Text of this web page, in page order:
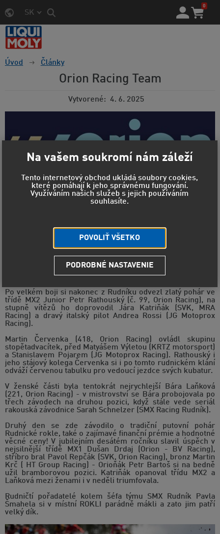
SK
0
Úvod Články
Orion Racing Team
Vytvorené 4. 6. 2025
Open MČR Junior/Ženy (sobota) a o putovní
pohár Rudnické rokle (neděle) - Orion Racing
motokrosový šampionát v Rudníku nedaleko Trutnova -
druhý den viděli zase diváci zajímavé souboje, při desátém
ročníku putovního poháru Rudnické rokle.
Po velkém boji si nakonec z Rudníku odvezl zlatý pohár ve
třídě MX2 Junior Petr Rathouský (č. 99, Orion Racing), na
stupně vítězů ho doprovodil Jára Katriňák (SVK, MRA
Racing) a dravý italský pilot Andrea Rossi (JG Motoprox
Racing).
Martin Červenka (418, Orion Racing) ovládl skupinu
stopětadvacítek, před Matyášem Výletou (KRTZ motorsport)
a Stanislavem Pojarem (JG Motoprox Racing). Rathouský i
jeho stájový kolega Červenka si i po tomto rudnickém klání
odváží červenou tabulku pro vedoucí jezdce svých kubatur.
V ženské části byla tentokrát nejrychlejší Bára Laňková
(221, Orion Racing) - v mistrovství se Bára probojovala po
třech závodech na druhou pozici, když stále vede seriál
rakouská závodnice Sarah Schnelzer (SMX Racing Rudník).
Druhý den se zde závodilo o tradiční putovní pohár
Rudnické rokle, také o zajímavé finanční prémie a hodnotné
věcné ceny! V jubilejním desátém ročníku slavil úspěch v
nejsilnější třídě MX1 Dušan Drdaj (Orion - BV Racing),
stříbro bral Pavol Repčák (SVK, Orion Racing), bronz Martin
Krč ( HT Group Racing) - Orioňák Petr Bartoš si na bedně
užil bramborovou pozici. Katriňák opanoval třídu MX2 a
Laňková mezi ženami i v neděli triumfovala.
Rudničtí pořadatelé kolem šéfa týmu SMX Rudník Pavla
Šmahela si v místní ROKLI parádně mákli a zato jim patří
velký dík.
Na vašem soukromí nám záleží
Tento internetový obchod ukládá soubory cookies,
které pomáhají k jeho správnému fungování.
Využíváním našich služeb s jejich používáním
souhlasíte.
POVOLIŤ VŠETKO
PODROBNÉ NASTAVENIE